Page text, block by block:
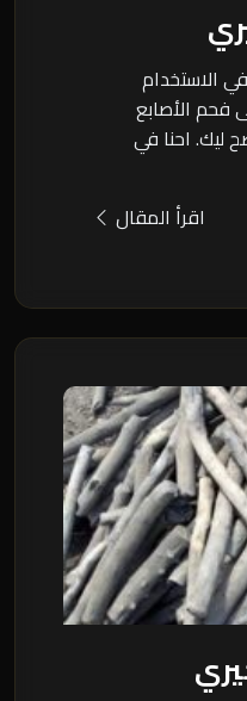
الاستخدام
فحم الأصابع
ليك. احنا في
اقرأ المقال